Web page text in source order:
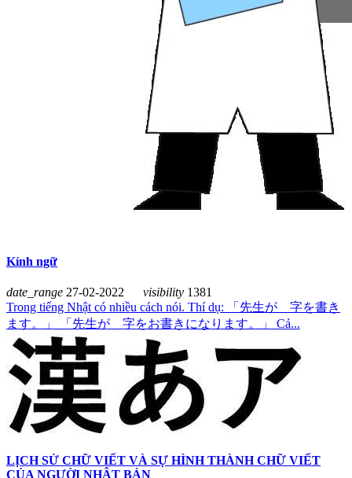
Kính ngữ
date_range 27-02-2022 visibility 1381
Trong tiếng Nhật có nhiều cách nói. Thí dụ: 「先生が 字を書き
ます。」 「先生が 字をお書きになります。」 Cả...
LỊCH SỬ CHỮ VIẾT VÀ SỰ HÌNH THÀNH CHỮ VIẾT
CỦA NGƯỜI NHẬT BẢN